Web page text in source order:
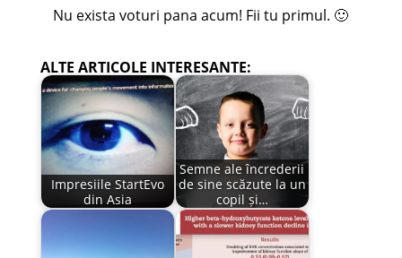
Nu exista voturi pana acum! Fii tu primul. 🙂
ALTE ARTICOLE INTERESANTE:
Impresiile StartEvo
din Asia
Semne ale încrederii
de sine scăzute la un
copil și…